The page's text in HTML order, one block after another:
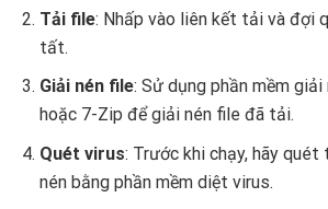
Tải file: Nhấp vào liên kết tải và đợi
tất.
Giải nén file: Sử dụng phần mềm giải
hoặc 7-Zip để giải nén file đã tải.
Quét virus: Trước khi chạy, hãy
nén bằng phần mềm diệt virus.